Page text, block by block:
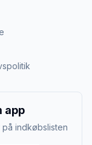
app
indkøbslisten